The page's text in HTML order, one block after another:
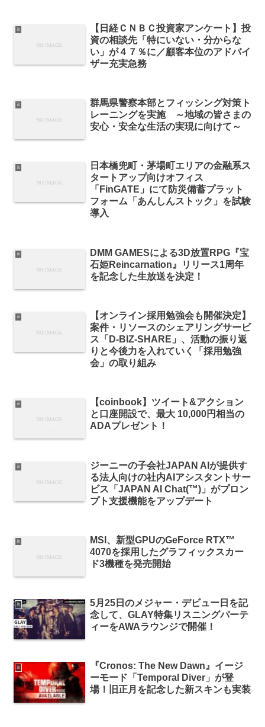
it
【日経ＣＮＢＣ投資家アンケート】投
資の相談先「特にいない・分からな
い」が４７％に／顧客本位のアドバイ
ザー充実急務
it
群馬県警察本部とフィッシング対策ト
レーニングを実施 ～地域の皆さまの
安心・安全な生活の実現に向けて～
it
日本橋兜町・茅場町エリアの金融系ス
タートアップ向けオフィス
「FinGATE」にて防災備蓄プラット
フォーム「あんしんストック」を試験
導入
it
DMM GAMESによる3D放置RPG『宝
石姫Reincarnation』リリース1周年
を記念した生放送を決定！
it
【オンライン採用勉強会も開催決定】
案件・リソースのシェアリングサービ
ス「D-BIZ-SHARE」、活動の振り返
りと今後力を入れていく「採用勉強
会」の取り組み
it
【coinbook】ツイート&アクション
と口座開設で、最大 10,000円相当の
ADAプレゼント！
it
ジーニーの子会社JAPAN AIが提供す
る法人向けの社内AIアシスタントサー
ビス「JAPAN AI Chat(™)」がプロン
プト支援機能をアップデート
it
MSI、新型GPUのGeForce RTX™
4070を採用したグラフィックスカー
ド3機種を発売開始
it
5月25日のメジャー・デビュー日を記
念して、GLAY特集リスニングパーテ
ィーをAWAラウンジで開催！
it
『Cronos: The New Dawn』イージ
ーモード「Temporal Diver」が登
場！旧正月を記念した新スキンも実装